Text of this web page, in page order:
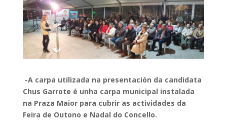
-A carpa utilizada na presentación da candidata
Chus Garrote é unha carpa municipal instalada
na Praza Maior para cubrir as actividades da
Feira de Outono e Nadal do Concello.